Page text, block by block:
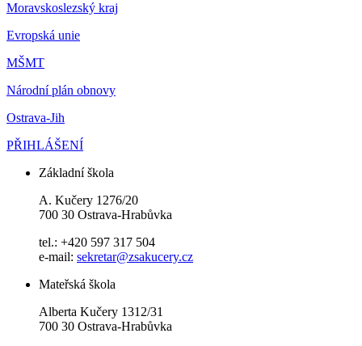
Moravskoslezský kraj
Evropská unie
MŠMT
Národní plán obnovy
Ostrava-Jih
PŘIHLÁŠENÍ
Základní škola
A. Kučery 1276/20
700 30 Ostrava-Hrabůvka
tel.: +420 597 317 504
e-mail: sekretar@zsakucery.cz
Mateřská škola
Alberta Kučery 1312/31
700 30 Ostrava-Hrabůvka